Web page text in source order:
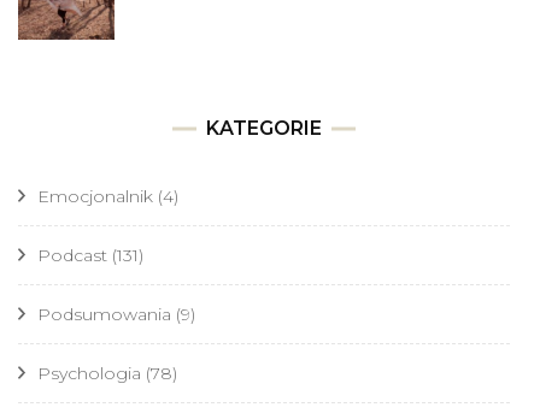
KATEGORIE
Emocjonalnik (4)
Podcast (131)
Podsumowania (9)
Psychologia (78)